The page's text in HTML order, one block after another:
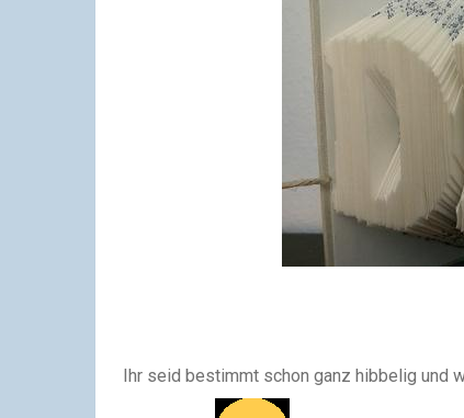
Ihr seid bestimmt schon ganz hibbelig und